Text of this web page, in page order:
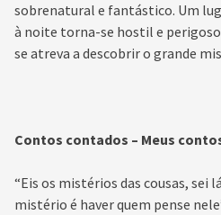
sobrenatural e fantástico. Um
à noite torna-se hostil e perigoso
se atreva a descobrir o grande
Contos contados – Meus
“Eis os mistérios das cousas, sei
mistério é haver quem pense